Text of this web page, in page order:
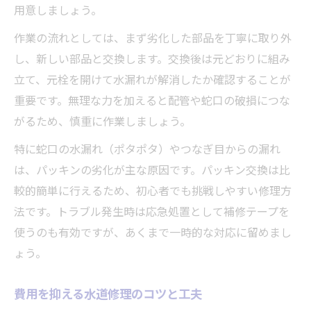
用意しましょう。
作業の流れとしては、まず劣化した部品を丁寧に取り外
し、新しい部品と交換します。交換後は元どおりに組み
立て、元栓を開けて水漏れが解消したか確認することが
重要です。無理な力を加えると配管や蛇口の破損につな
がるため、慎重に作業しましょう。
特に蛇口の水漏れ（ポタポタ）やつなぎ目からの漏れ
は、パッキンの劣化が主な原因です。パッキン交換は比
較的簡単に行えるため、初心者でも挑戦しやすい修理方
法です。トラブル発生時は応急処置として補修テープを
使うのも有効ですが、あくまで一時的な対応に留めまし
ょう。
費用を抑える水道修理のコツと工夫